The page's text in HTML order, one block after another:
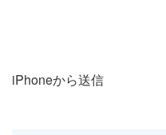
iPhoneから送信